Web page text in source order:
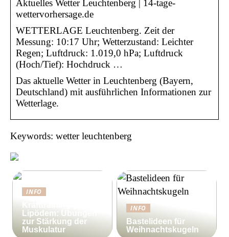
Aktuelles Wetter Leuchtenberg | 14-tage-
wettervorhersage.de
WETTERLAGE Leuchtenberg. Zeit der
Messung: 10:17 Uhr; Wetterzustand: Leichter
Regen; Luftdruck: 1.019,0 hPa; Luftdruck
(Hoch/Tief): Hochdruck …
Das aktuelle Wetter in Leuchtenberg (Bayern,
Deutschland) mit ausführlichen Informationen zur
Wetterlage.
Keywords: wetter leuchtenberg
INFO
Lipödem: Übungen
zur Stärkung der
Muskulatur
INFO
Bastelideen für
Weihnachtskugeln